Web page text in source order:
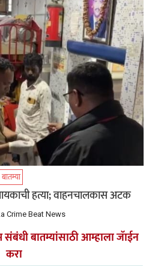
हत्या; वाहनचालकास अटक
Crime Beat News
संबंधी बातम्यांसाठी आम्हाला जॅाईन
करा